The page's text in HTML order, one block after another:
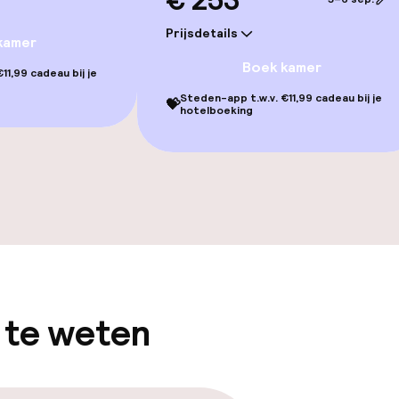
cadeau bij je
Prijsdetails
Boek kamer
💝Steden-app t.w.v. €11,99 cadeau bij je
hotelboeking
te weten